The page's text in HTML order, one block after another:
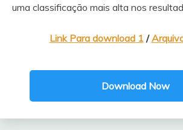
uma classificação mais alta nos
Link Para download 1/
Download Now